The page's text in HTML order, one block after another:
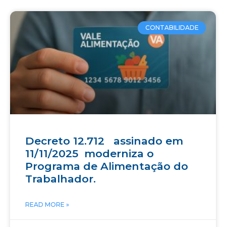
CONTABILIDADE
Decreto 12.712 assinado em
11/11/2025 moderniza o
Programa de Alimentação do
Trabalhador.
READ MORE »